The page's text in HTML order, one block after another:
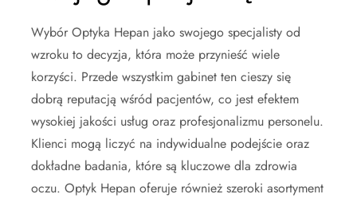
Wybór Optyka Hepan jako swojego specjalisty od
wzroku to decyzja, która może przynieść wiele
korzyści. Przede wszystkim gabinet ten cieszy się
dobrą reputacją wśród pacjentów, co jest efektem
wysokiej jakości usług oraz profesjonalizmu personelu.
Klienci mogą liczyć na indywidualne podejście oraz
dokładne badania, które są kluczowe dla zdrowia
oczu. Optyk Hepan oferuje również szeroki asortyment